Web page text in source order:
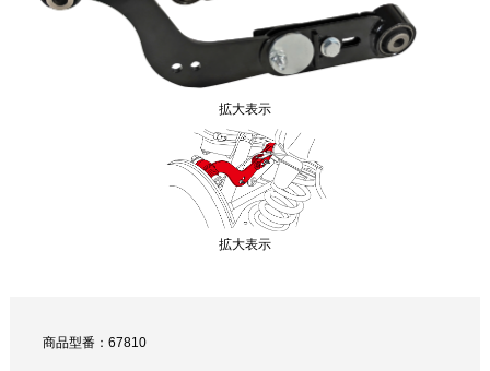
拡大表示
拡大表示
商品型番：67810